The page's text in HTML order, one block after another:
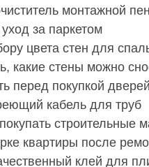
монтажной
за паркетом
цвета стен для
какие стены можно
перед покупкой дверей
кабель для труб
строительные
квартиры после
клей для